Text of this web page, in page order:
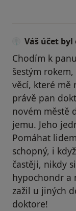
Váš účet
Chodím k
šestým
věcí, které mě
právě pan
novém městě
jemu. Jeho
Pomáhat
schopný, i
častěji, nikdy
hypochondr a
zažil u jiných
doktore!